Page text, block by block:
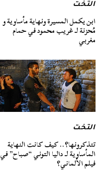
التخت
ابن يكمل المسيرة ونهاية مأساوية و
مُحزنة لـ غريب محمود في حمام
مغربي
التخت
تتذكرونها؟.. كيف كانت النهاية
المأساوية لـ داليا التوني “صباح” في
فيلم الألماني؟